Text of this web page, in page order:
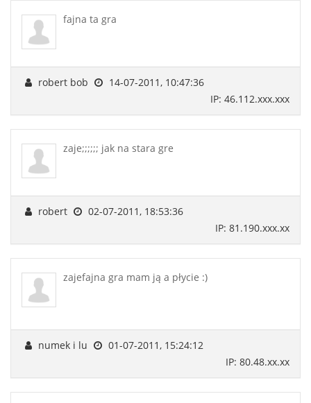
fajna ta gra
robert bob
14-07-2011, 10:47:36
IP: 46.112.xxx.xxx
zaje;;;;;; jak na stara gre
robert
02-07-2011, 18:53:36
IP: 81.190.xxx.xx
zajefajna gra mam ją a płycie :)
numek i lu
01-07-2011, 15:24:12
IP: 80.48.xx.xx